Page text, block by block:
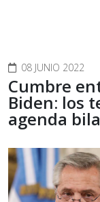
08 JUNIO 2022
Cumbre
Biden: los
agenda